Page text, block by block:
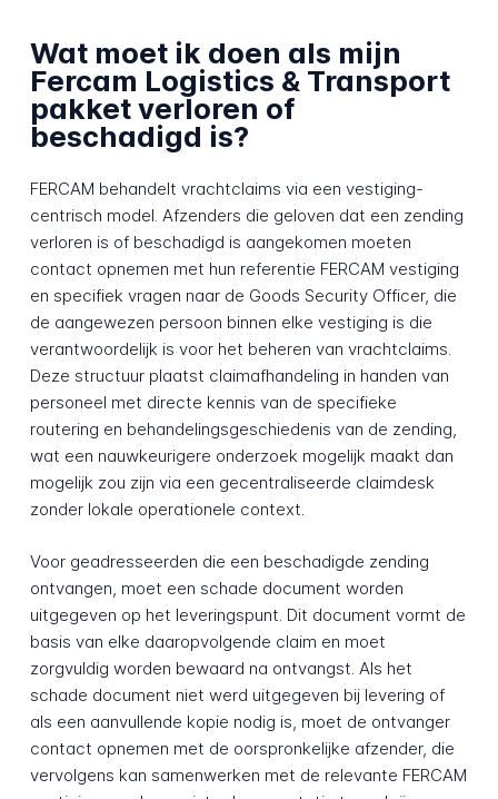
Wat moet ik doen als mijn
Fercam Logistics & Transport
pakket verloren of
beschadigd is?
FERCAM behandelt vrachtclaims via een vestiging-
centrisch model. Afzenders die geloven dat een zending
verloren is of beschadigd is aangekomen moeten
contact opnemen met hun referentie FERCAM vestiging
en specifiek vragen naar de Goods Security Officer, die
de aangewezen persoon binnen elke vestiging is die
verantwoordelijk is voor het beheren van vrachtclaims.
Deze structuur plaatst claimafhandeling in handen van
personeel met directe kennis van de specifieke
routering en behandelingsgeschiedenis van de zending,
wat een nauwkeurigere onderzoek mogelijk maakt dan
mogelijk zou zijn via een gecentraliseerde claimdesk
zonder lokale operationele context.
Voor geadresseerden die een beschadigde zending
ontvangen, moet een schade document worden
uitgegeven op het leveringspunt. Dit document vormt de
basis van elke daaropvolgende claim en moet
zorgvuldig worden bewaard na ontvangst. Als het
schade document niet werd uitgegeven bij levering of
als een aanvullende kopie nodig is, moet de ontvanger
contact opnemen met de oorspronkelijke afzender, die
vervolgens kan samenwerken met de relevante FERCAM